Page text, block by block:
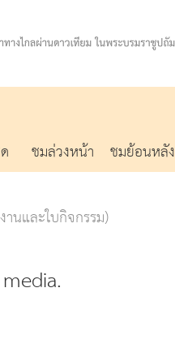
ชมล่วงหน้า ชมย้อนหลัง
นและใบกิจกรรม)